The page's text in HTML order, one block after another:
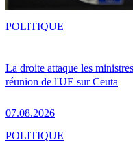
La droite attaque les
réunion de l'UE sur Ceuta
07.08.2026
POLITIQUE
POLITIQUE